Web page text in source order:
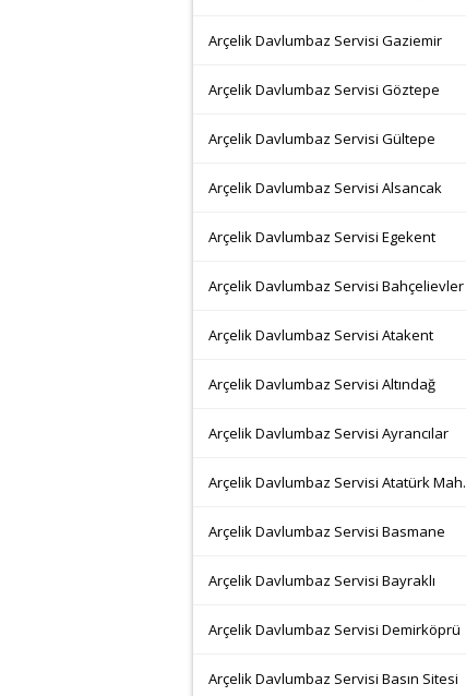
Arçelik Davlumbaz Servisi Gaziemir
Arçelik Davlumbaz Servisi Göztepe
Arçelik Davlumbaz Servisi Gültepe
Arçelik Davlumbaz Servisi Alsancak
Arçelik Davlumbaz Servisi Egekent
Arçelik Davlumbaz Servisi Bahçelievler
Arçelik Davlumbaz Servisi Atakent
Arçelik Davlumbaz Servisi Altındağ
Arçelik Davlumbaz Servisi Ayrancılar
Arçelik Davlumbaz Servisi Atatürk Mah.
Arçelik Davlumbaz Servisi Basmane
Arçelik Davlumbaz Servisi Bayraklı
Arçelik Davlumbaz Servisi Demirköprü
Arçelik Davlumbaz Servisi Basın Sitesi